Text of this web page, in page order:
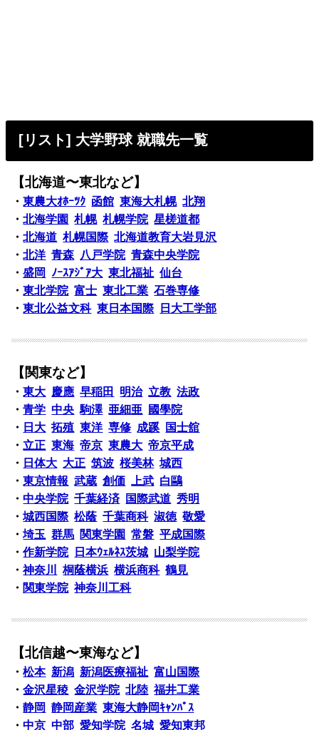
[リスト] 大学野球 就職先一覧
【北海道〜東北など】
・東農大ｵﾎｰﾂｸ 函館 東海大札幌 北翔
・北海学園 札幌 札幌学院 星槎道都
・北海道 札幌国際 北海道教育大岩見沢
・北洋 青森 八戸学院 青森中央学院
・盛岡 ﾉｰｽｱｼﾞｱ大 東北福祉 仙台
・東北学院 富士 東北工業 石巻専修
・東北公益文科 東日本国際 日大工学部
【関東など】
・東大 慶應 早稲田 明治 立教 法政
・青学 中央 駒澤 亜細亜
國學院
・ 日大 拓殖 東洋 専修 成蹊
国士舘
・ 立正 東海 帝京 東農大 帝京平成
・ 日体大 大正 筑波 桜美林 城西
・東京情報 武蔵 創価 上武 白鷗
・中央学院 千葉経済 国際武道 秀明
・城西国際 松蔭 千葉商科 淑徳 敬愛
・埼玉 群馬 関東学園 常磐 平成国際
・作新学院 日本ｳｪﾙﾈｽ茨城 山梨学院
・神奈川 桐蔭横浜 横浜商科 鶴見
・ 関東学院 神奈川工科
【北信越〜東海など】
・松本 新潟 新潟医療福祉 富山国際
・金沢星稜 金沢学院 北陸 福井工業
・静岡 静岡産業 東海大静岡ｷｬﾝﾊﾟｽ
・中京 中部 愛知学院 名城 愛知東邦